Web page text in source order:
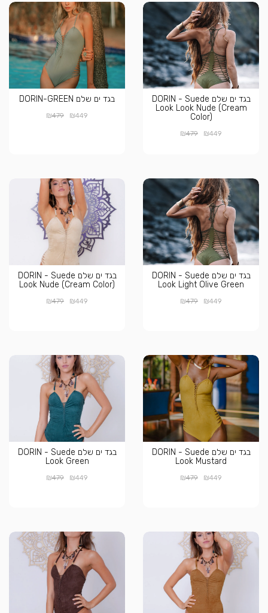
בגד ים שלם DORIN - Suede
Look Look Nude (Cream
Color)
₪449
₪479
בגד ים שלם DORIN-GREEN
₪449
₪479
בגד ים שלם DORIN - Suede
Look Light Olive Green
₪449
₪479
בגד ים שלם DORIN - Suede
Look Nude (Cream Color)
₪449
₪479
בגד ים שלם DORIN - Suede
Look Mustard
₪449
₪479
בגד ים שלם DORIN - Suede
Look Green
₪449
₪479